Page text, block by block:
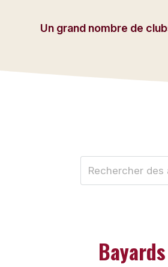
Un grand nombre de